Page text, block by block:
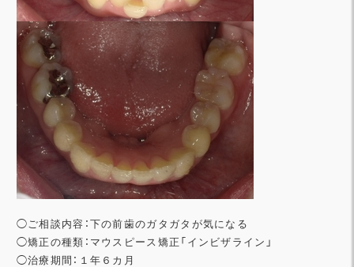
◯ご相談内容：下の前歯のガタガタが気になる
◯矯正の種類：マウスピース矯正「インビザライン」
◯治療期間：１年６カ月